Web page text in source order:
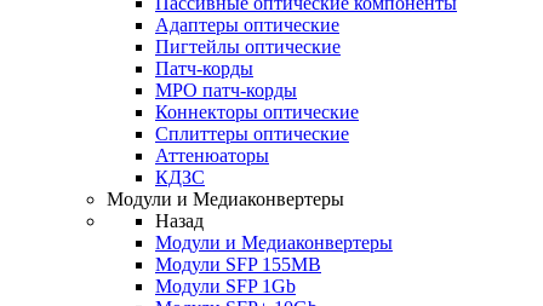
Адаптеры оптические
Пигтейлы оптические
Патч-корды
MPO патч-корды
Коннекторы оптические
Сплиттеры оптические
Аттенюаторы
КДЗС
Модули и Медиаконвертеры
Назад
Модули и Медиаконвертеры
Модули SFP 155MB
Модули SFP 1Gb